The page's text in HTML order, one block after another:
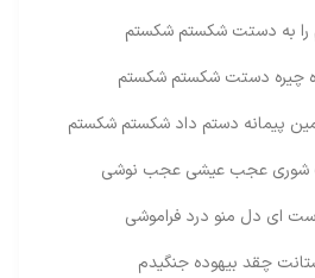
را به دستت شکستم شکستم
چیره دستت شکستم شکستم
پیمانه دستم داد شکستم شکستم
عجب عیشی عجب نوشی
ای دل منو درد فراموشی
چقد بیهوده جنگیدم